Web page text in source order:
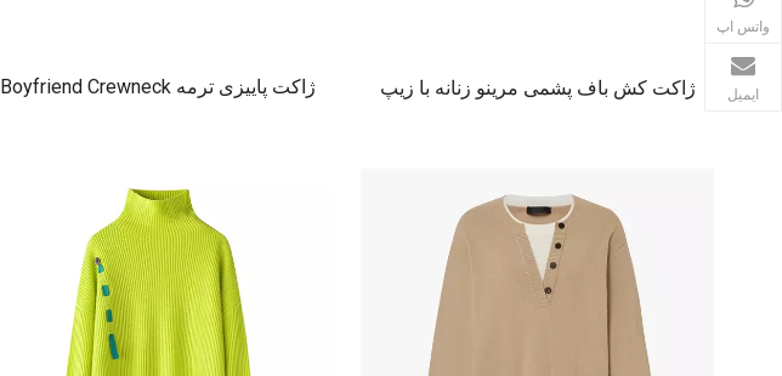
ژاکت کش باف پشمی مرینو زنانه با زیپ ژاکت پاییزی ترمه Boyfriend Crewneck
واتس اپ
ایمیل